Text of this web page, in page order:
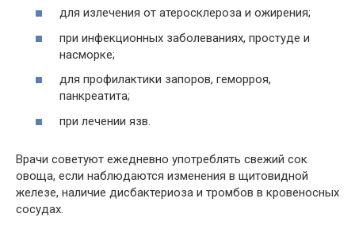
для излечения от атеросклероза и ожирения;
при инфекционных заболеваниях, простуде и
насморке;
для профилактики запоров, геморроя,
панкреатита;
при лечении язв.
Врачи советуют ежедневно употреблять свежий сок
овоща, если наблюдаются изменения в щитовидной
железе, наличие дисбактериоза и тромбов в кровеносных
сосудах.